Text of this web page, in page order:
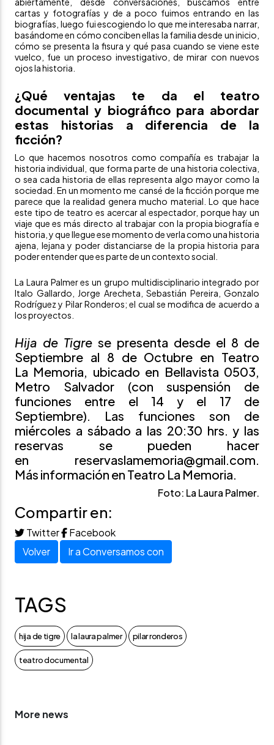
cartas y fotografías y de a poco fuimos entrando en las
biografías, luego fui escogiendo lo que me interesaba narrar,
basándome en cómo conciben ellas la familia desde un inicio,
cómo se presenta la fisura y qué pasa cuando se viene este
vuelco, fue un proceso investigativo, de mirar con nuevos
ojos la historia.
¿Qué ventajas te da el teatro
documental y biográfico para abordar
estas historias a diferencia de la
ficción?
Lo que hacemos nosotros como compañía es trabajar la
historia individual, que forma parte de una historia colectiva,
o sea cada historia de ellas representa algo mayor como la
sociedad. En un momento me cansé de la ficción porque me
parece que la realidad genera mucho material. Lo que hace
este tipo de teatro es acercar al espectador, porque hay un
viaje que es más directo al trabajar con la propia biografía e
historia, y que llegue ese momento de verla como una historia
ajena, lejana y poder distanciarse de la propia historia para
poder entender que es parte de un contexto social.
La Laura Palmeres un grupo multidisciplinario integrado por
Italo Gallardo, Jorge Arecheta, Sebastián Pereira, Gonzalo
Rodríguez y Pilar Ronderos; el cual se modifica de acuerdo a
los proyectos.
Hija de Tigre se presenta desde el 8 de
Septiembre al 8 de Octubre en Teatro
La Memoria, ubicado en Bellavista 0503,
Metro Salvador (con suspensión de
funciones entre el 14 y el 17 de
Septiembre). Las funciones son de
miércoles a sábado a las 20:30 hrs. y las
reservas se pueden hacer
en reservaslamemoria@gmail.com.
Más información en Teatro La Memoria.
Foto: La Laura Palmer.
Compartir en:
Twitter
Facebook
Volver
Ir a Conversamos con
TAGS
hija de tigre la laura palmer pilar ronderos
teatro documental
More news